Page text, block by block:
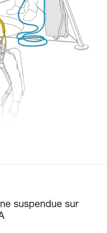
suspendue sur